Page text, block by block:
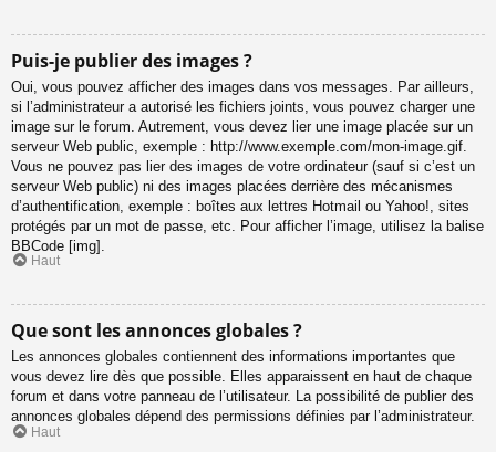
Puis-je publier des images ?
Oui, vous pouvez afficher des images dans vos messages. Par ailleurs,
si l’administrateur a autorisé les fichiers joints, vous pouvez charger une
image sur le forum. Autrement, vous devez lier une image placée sur un
serveur Web public, exemple : http://www.exemple.com/mon-image.gif.
Vous ne pouvez pas lier des images de votre ordinateur (sauf si c’est un
serveur Web public) ni des images placées derrière des mécanismes
d’authentification, exemple : boîtes aux lettres Hotmail ou Yahoo!, sites
protégés par un mot de passe, etc. Pour afficher l’image, utilisez la balise
BBCode [img].
Haut
Que sont les annonces globales ?
Les annonces globales contiennent des informations importantes que
vous devez lire dès que possible. Elles apparaissent en haut de chaque
forum et dans votre panneau de l’utilisateur. La possibilité de publier des
annonces globales dépend des permissions définies par l’administrateur.
Haut